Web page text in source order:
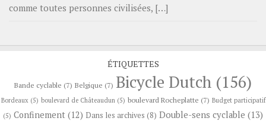
comme toutes personnes civilisées, […]
ÉTIQUETTES
Bande cyclable (7) Belgique (7) Bicycle Dutch (156)
Bordeaux(5) boulevard de Châteaudun(5) boulevard Rocheplatte (7) Budget participatif
(5) Confinement (12) Dans les archives (8) Double-sens cyclable (13)